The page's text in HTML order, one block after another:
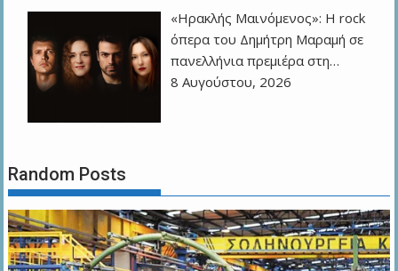
«Ηρακλής Μαινόμενος»: H rock
όπερα του Δημήτρη Μαραμή σε
πανελλήνια πρεμιέρα στη…
8 Αυγούστου, 2026
Random Posts